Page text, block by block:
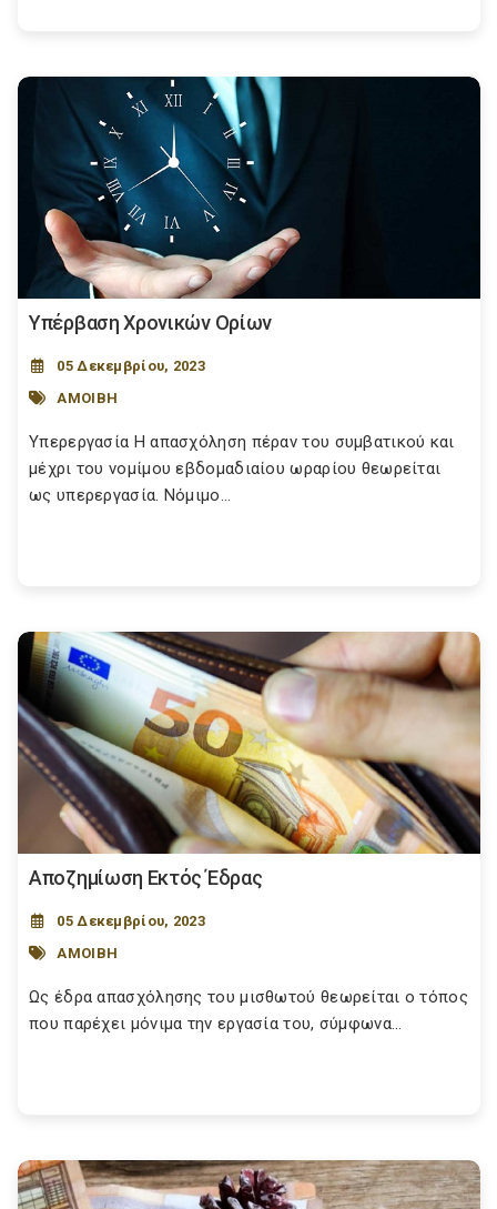
Υπέρβαση Χρονικών Ορίων
05 Δεκεμβρίου, 2023
ΑΜΟΙΒΗ
Υπερεργασία Η απασχόληση πέραν του συμβατικού και
μέχρι του νομίμου εβδομαδιαίου ωραρίου θεωρείται
ως υπερεργασία. Νόμιμο...
Αποζημίωση Εκτός Έδρας
05 Δεκεμβρίου, 2023
ΑΜΟΙΒΗ
Ως έδρα απασχόλησης του μισθωτού θεωρείται ο τόπος
που παρέχει μόνιμα την εργασία του, σύμφωνα...